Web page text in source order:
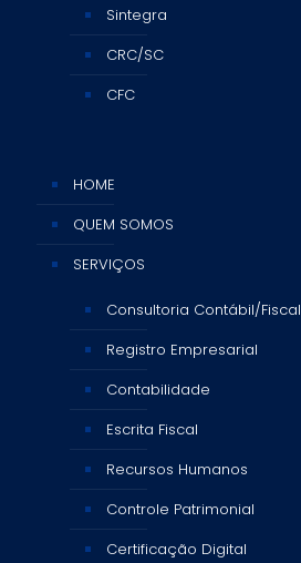
Sintegra
CRC/SC
CFC
HOME
QUEM SOMOS
SERVIÇOS
Consultoria Contábil/Fiscal
Registro Empresarial
Contabilidade
Escrita Fiscal
Recursos Humanos
Controle Patrimonial
Certificação Digital